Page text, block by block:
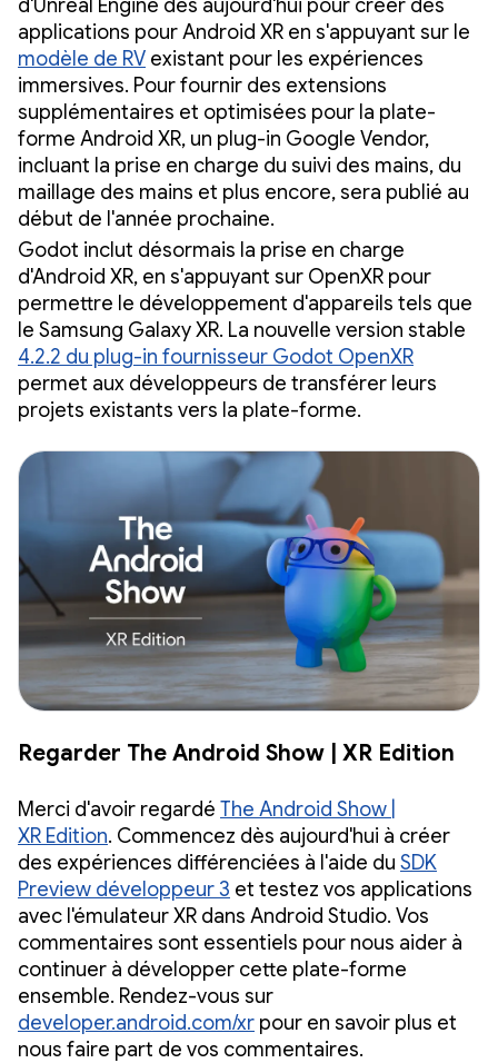
d'Unreal Engine dès aujourd'hui pour créer des
applications pour Android XR en s'appuyant sur le
modèle de RV existant pour les expériences
immersives. Pour fournir des extensions
supplémentaires et optimisées pour la plate-
forme Android XR, un plug-in Google Vendor,
incluant la prise en charge du suivi des mains, du
maillage des mains et plus encore, sera publié au
début de l'année prochaine.
Godot inclut désormais la prise en charge
d'Android XR, en s'appuyant sur OpenXR pour
permettre le développement d'appareils tels que
le Samsung Galaxy XR. La nouvelle version stable
4.2.2 du plug-in fournisseur Godot OpenXR
permet aux développeurs de transférer leurs
projets existants vers la plate-forme.
Regarder The Android Show | XR Edition
Merci d'avoir regardé The Android Show |
XR Edition. Commencez dès aujourd'hui à créer
des expériences différenciées à l'aide du SDK
Preview développeur 3 et testez vos applications
avec l'émulateur XR dans Android Studio. Vos
commentaires sont essentiels pour nous aider à
continuer à développer cette plate-forme
ensemble. Rendez-vous sur
developer.android.com/xr pour en savoir plus et
nous faire part de vos commentaires.